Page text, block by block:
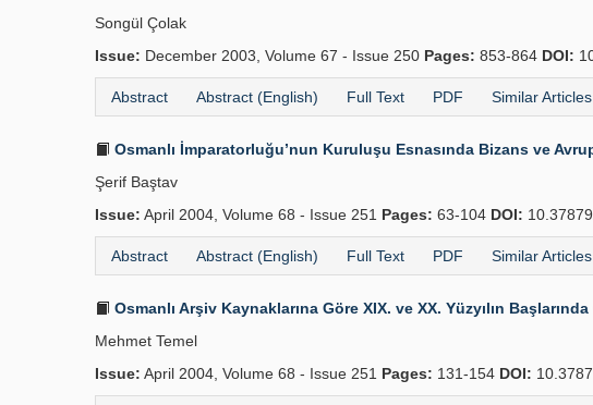
Songül Çolak
Issue: December 2003, Volume 67 - Issue 250 Pages: 853-864 DOI:
Abstract Abstract (English) Full Text PDF Similar Articles
Osmanlı İmparatorluğu’nun Kuruluşu Esnasında Bizans ve
Şerif Baştav
Issue: April 2004, Volume 68 - Issue 251 Pages: 63-104 DOI:
Abstract Abstract (English) Full Text PDF Similar Articles
Osmanlı Arşiv Kaynaklarına Göre XIX. ve XX. Yüzyılın
Mehmet Temel
Issue: April 2004, Volume 68 - Issue 251 Pages: 131-154 DOI: